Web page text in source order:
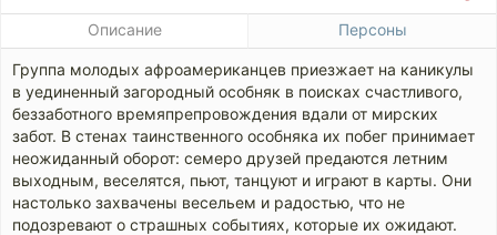
Описание Персоны
Группа молодых афроамериканцев приезжает на каникулы
в уединенный загородный особняк в поисках счастливого,
беззаботного времяпрепровождения вдали от мирских
забот. В стенах таинственного особняка их побег принимает
неожиданный оборот: семеро друзей предаются летним
выходным, веселятся, пьют, танцуют и играют в карты. Они
настолько захвачены весельем и радостью, что не
подозревают о страшных событиях, которые их ожидают.